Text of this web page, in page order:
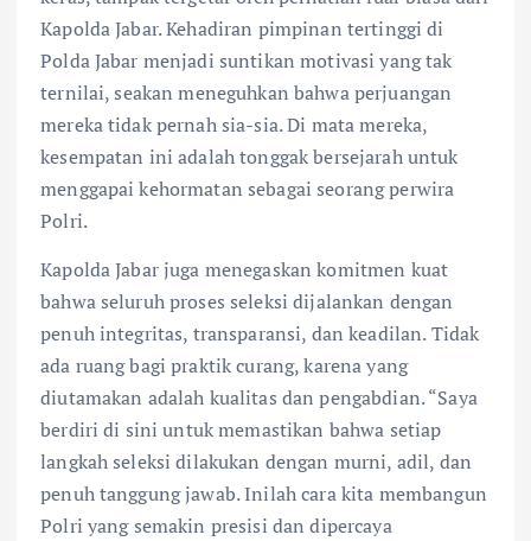
Kapolda Jabar. Kehadiran pimpinan tertinggi di
Polda Jabar menjadi suntikan motivasi yang tak
ternilai, seakan meneguhkan bahwa perjuangan
mereka tidak pernah sia-sia. Di mata mereka,
kesempatan ini adalah tonggak bersejarah untuk
menggapai kehormatan sebagai seorang perwira
Polri.
Kapolda Jabar juga menegaskan komitmen kuat
bahwa seluruh proses seleksi dijalankan dengan
penuh integritas, transparansi, dan keadilan. Tidak
ada ruang bagi praktik curang, karena yang
diutamakan adalah kualitas dan pengabdian. “Saya
berdiri di sini untuk memastikan bahwa setiap
langkah seleksi dilakukan dengan murni, adil, dan
penuh tanggung jawab. Inilah cara kita membangun
Polri yang semakin presisi dan dipercaya